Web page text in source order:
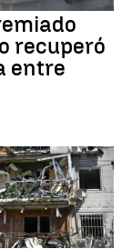
recuperó
entre